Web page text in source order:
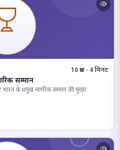
10 प्रश्न · 4 मिनट
सम्मान
भारत के प्रमुख नागरिक सम्मान की मुख्य